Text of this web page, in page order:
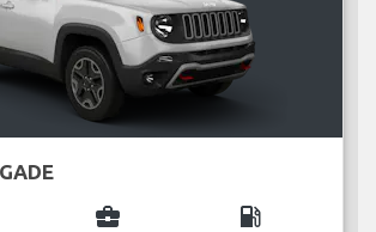
business_center local_gas_station